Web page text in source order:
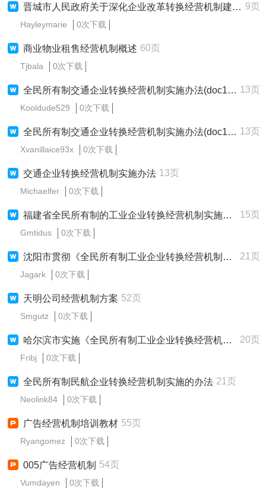
晋城市人民政府关于深化企业改革转换经营机制建立现代企业制度意见 9页
Hayleymarie 0次下载
商业物业租售经营机制概述 60页
Tjbala 0次下载
全民所有制交通企业转换经营机制实施办法(doc13)(1) 13页
Kooldude529 0次下载
全民所有制交通企业转换经营机制实施办法(doc13)(1) 13页
Xvanillaice93x 0次下载
交通企业转换经营机制实施办法 13页
Michaelfer 0次下载
福建省全民所有制的工业企业转换经营机制实施办法 15页
Gmtidus 0次下载
沈阳市贯彻《全民所有制工业企业转换经营机制条例》实施的细则 21页
Jagark 0次下载
天明公司经营机制方案 52页
Smgutz 0次下载
哈尔滨市实施《全民所有制工业企业转换经营机制条例》办法 20页
Fribj 0次下载
全民所有制民航企业转换经营机制实施的办法 21页
Neolink84 0次下载
广告经营机制培训教材 55页
Ryangomez 0次下载
005广告经营机制 54页
Vumdayen 0次下载